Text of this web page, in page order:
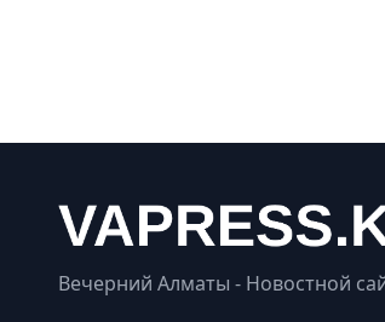
Вечерний Алматы - Новостной